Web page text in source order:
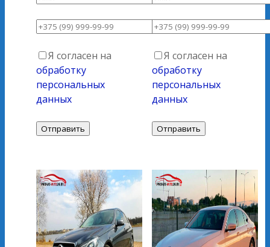
Я согласен на
обработку
персональных
данных
Я согласен на
обработку
персональных
данных